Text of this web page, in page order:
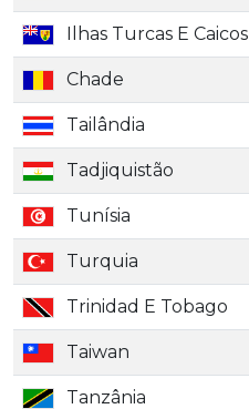
Ilhas Turcas E Caicos
Chade
Tailândia
Tadjiquistão
Tunísia
Turquia
Trinidad E Tobago
Taiwan
Tanzânia